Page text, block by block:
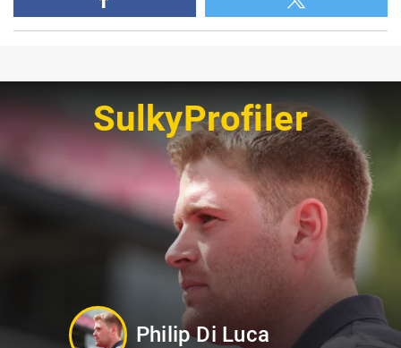
SulkyProfiler
Kevin Oscarsson